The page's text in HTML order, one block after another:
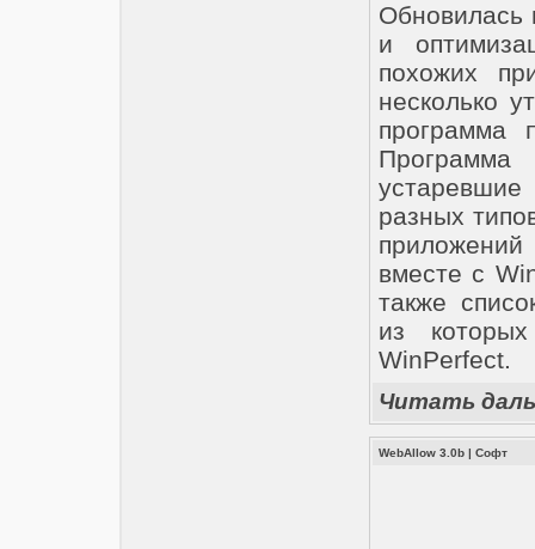
Обновилась
и
похожих
несколько
программа
Программа
разных
вместе с
также
из
WinPerfect.
Читать
WebAllow 3.0b | Софт